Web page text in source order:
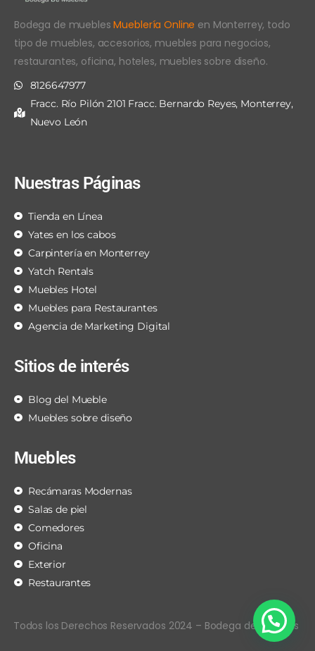
Bodega de mueblesMueblería Online en Monterrey, todo
tipo de muebles, accesorios, muebles para negocios,
restaurantes, oficina, hoteles, muebles sobre diseño.
8126647977
Fracc. Río Pilón 2101 Fracc. Bernardo Reyes, Monterrey,
Nuevo León
Nuestras Páginas
Tienda en Línea
Yates en los cabos
Carpintería en Monterrey
Yatch Rentals
Muebles Hotel
Muebles para Restaurantes
Agencia de Marketing Digital
Sitios de interés
Blog del Mueble
Muebles sobre diseño
Muebles
Recámaras Modernas
Salas de piel
Comedores
Oficina
Exterior
Restaurantes
Todos los Derechos Reservados 2024 – Bodega de Muebles